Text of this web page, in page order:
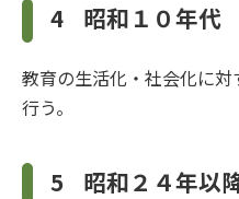
4 昭和１０年代
教育の生活化・社会化に
行う。
5 昭和２４年以